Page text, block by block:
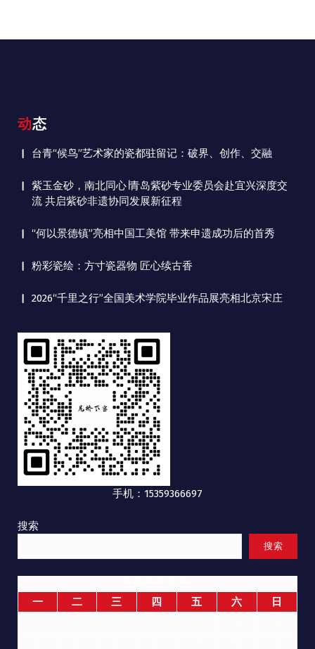
动态
台青“候鸟”艺术家的瓷都驻留记：破界、创作、交融
紫玉金砂，南北同心∣青岛紫砂专业委员会赴宜兴深度交
流 共启紫砂非遗协同发展新征程
“何以景德镇”亮相中国工美馆 带来申遗成功后的首秀
粉彩瓷绘：方寸瓷器物 匠心续古香
2026“千里之行”全国美术学院毕业作品展亮相北京宋庄
手机：15359366697
搜索
搜索
一
二 三 四 五 六
日